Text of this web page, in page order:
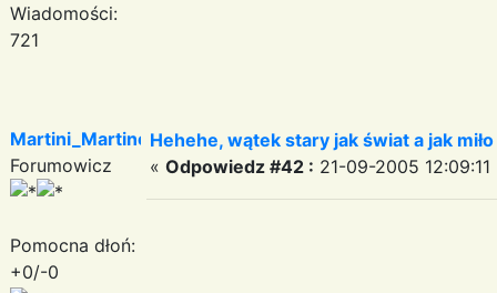
Wiadomości:
721
Martini_Martinez
Forumowicz
Pomocna dłoń:
+0/-0
Hehehe, wątek stary jak świat a jak
« Odpowiedz #42 : 21-09-2005 12:09:11